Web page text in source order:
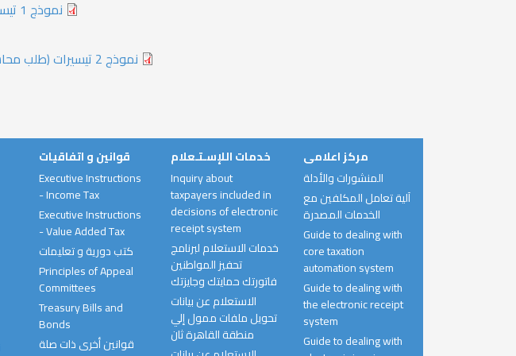
نموذج 1 تيسيرات (طلب تسوية نزاع)
نموذج 2 تيسيرات (طلب محاسبة عن تصرف عقاري /ارباح رأسمالية)
قوانين و اتفاقيات
Executive Instructions
- Income Tax
Executive Instructions
- Value Added Tax
كتب دورية و تعليمات
Principles of Appeal
Committees
Treasury Bills and
Bonds
قوانين أخرى ذات صلة
خدمات اللإسـتـعلام
Inquiry about
taxpayers included in
decisions of electronic
receipt system
خدمات الاستعلام لبرنامج
تحفيز المواطنين
فاتورتك حمايتك وجايزتك
الاستعلام عن بيانات
تحويل ملفات ممول إلي
منطقة القاهرة ثان
مركز اعلامى
المنشورات والأدلة
آلية تعامل المكلفين مع
الخدمات المصدرة
Guide to dealing with
core taxation
automation system
Guide to dealing with
the electronic receipt
system
Guide to dealing with